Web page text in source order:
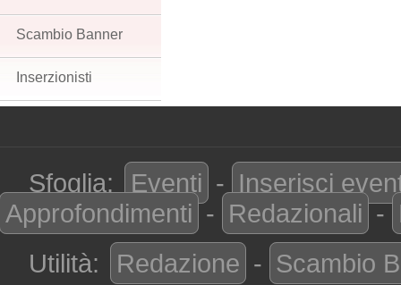
Scambio Banner
Inserzionisti
Sfoglia: Eventi - Inserisci
Approfondimenti - Redazionali -
Utilità:
Redazione - Scambio